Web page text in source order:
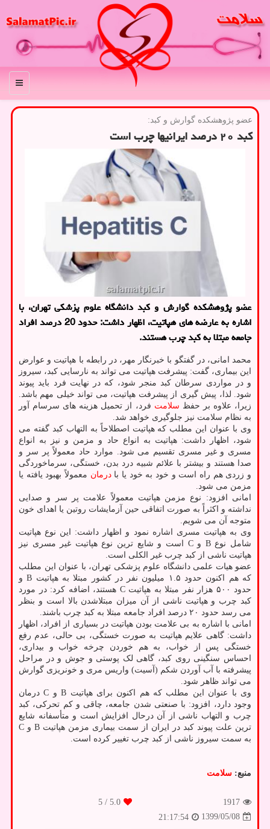
منو
عضو پژوهشكده گوارش و كبد:
كبد ۲۰ درصد ایرانیها چرب است
عضو پژوهشكده گوارش و كبد دانشگاه علوم پزشكی تهران، با
اشاره به عارضه های هپاتیت، اظهار داشت: حدود 20 درصد افراد
جامعه مبتلا به كبد چرب هستند.
محمد امانی، در گفتگو با خبرنگار مهر، در رابطه با هپاتیت و عوارض
این بیماری، گفت: پیشرفت هپاتیت می تواند به نارسایی کبد، سیروز
و در مواردی سرطان کبد منجر شود، که در نهایت فرد باید پیوند
شود. لذا، پیش گیری از پیشرفت هپاتیت، می تواند خیلی مهم باشد.
زیرا، علاوه بر حفظ سلامت فرد، از تحمیل هزینه های سرسام آور
به نظام سلامت نیز جلوگیری خواهد شد.
وی با عنوان این مطلب که هپاتیت اصطلاحاً به التهاب کبد گفته می
شود، اظهار داشت: هپاتیت به انواع حاد و مزمن و نیز به انواع
مسری و غیر مسری تقسیم می شود. موارد حاد معمولاً پر سر و
صدا هستند و بیشتر با علائم شبیه درد بدن، خستگی، سرماخوردگی
و زردی هم راه است و خود به خود یا بادرمان معمولاً بهبود یافته یا
مزمن می شود.
امانی افزود: نوع مزمن هپاتیت معمولاً علامت پر سر و صدایی
نداشته و اکثراً به صورت اتفاقی حین آزمایشات روتین یا اهدای خون
متوجه آن می شویم.
وی به هپاتیت مسری اشاره نمود و اظهار داشت: این نوع هپاتیت
شامل نوع B و C است و شایع ترین نوع هپاتیت غیر مسری نیز
هپاتیت ناشی از کبد چرب غیر الکلی است.
عضو هیات علمی دانشگاه علوم پزشکی تهران، با عنوان این مطلب
که هم اکنون حدود ۱.۵ میلیون نفر در کشور مبتلا به هپاتیت B و
حدود ۵۰۰ هزار نفر مبتلا به هپاتیت C هستند، اضافه کرد: در مورد
کبد چرب و هپاتیت ناشی از آن میزان مبتلاشدن بالا است و بنظر
می رسد حدود ۲۰ درصد افراد جامعه مبتلا به کبد چرب باشند.
امانی با اشاره به بی علامت بودن هپاتیت در بسیاری از افراد، اظهار
داشت: گاهی علایم هپاتیت به صورت خستگی، بی حالی، عدم رفع
خستگی پس از خواب، به هم خوردن چرخه خواب و بیداری،
احساس سنگینی روی کبد، گاهی لک پوستی و جوش و در مراحل
پیشرفته با آب آوردن شکم (آسیت) واریس مری و خونریزی گوارش
می تواند ظاهر شود.
وی با عنوان این مطلب که هم اکنون برای هپاتیت B و C درمان
وجود دارد، افزود: با صنعتی شدن جامعه، چاقی و کم تحرکی، کبد
چرب و التهاب ناشی از آن درحال افزایش است و متأسفانه شایع
ترین علت پیوند کبد در ایران از سمت بیماری مزمن هپاتیت B و C
به سمت سیروز ناشی از کبد چرب تغییر کرده است.
منبع: سلامت
1917
5.0
/ 5
1399/05/08
21:17:54